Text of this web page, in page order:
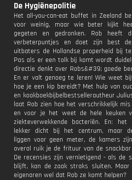
De Hygiënepolitie
Het all-you-can-eat buffet in Zeeland
voor weinig, maar wie beter kijkt
gegeten en gedronken. Rob heeft
verbeterpuntjes en doet zijn best
uitbaters de Hollandse properheid bij
Pas als er een tolk bij komt wordt
directie denkt over Robs&#39; goede
En er valt genoeg te leren! Wie weet
hoe je een kip bereidt? Met hulp van
en kookboekbijbelbestsellerautheur
laat Rob zien hoe het verschrikkelijk
en voor je het weet de hele keuken
ziekteverwekkende bacteriën. En:
lekker dicht bij het centrum, maar
liggen voor geen meter, de kamers
overal ruik je de frituur van de snackbar
De recensies zijn vernietigend - als de
blijft, kan de zaak straks sluiten.
eigenaren wel dat Rob ze komt helpen?